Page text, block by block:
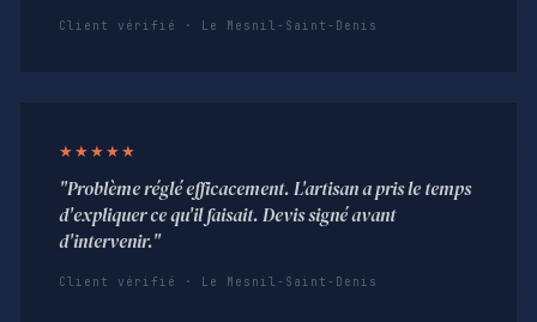
Client vérifié · Le Mesnil-Saint-Denis
★★★★★
"Problème réglé efficacement. L'artisan a pris le temps
d'expliquer ce qu'il faisait. Devis signé avant
d'intervenir."
Client vérifié · Le Mesnil-Saint-Denis